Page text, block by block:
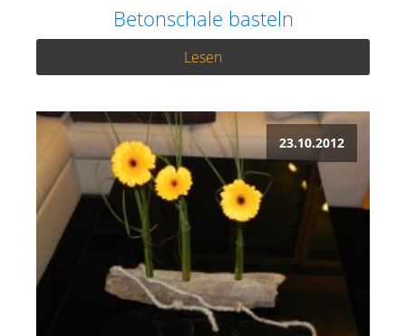
Betonschale basteln
Lesen
23.10.2012